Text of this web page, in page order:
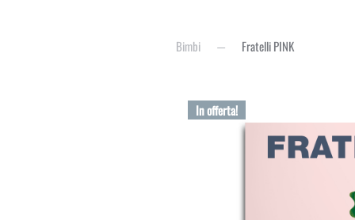
Bimbi Fratelli PINK
In offerta!